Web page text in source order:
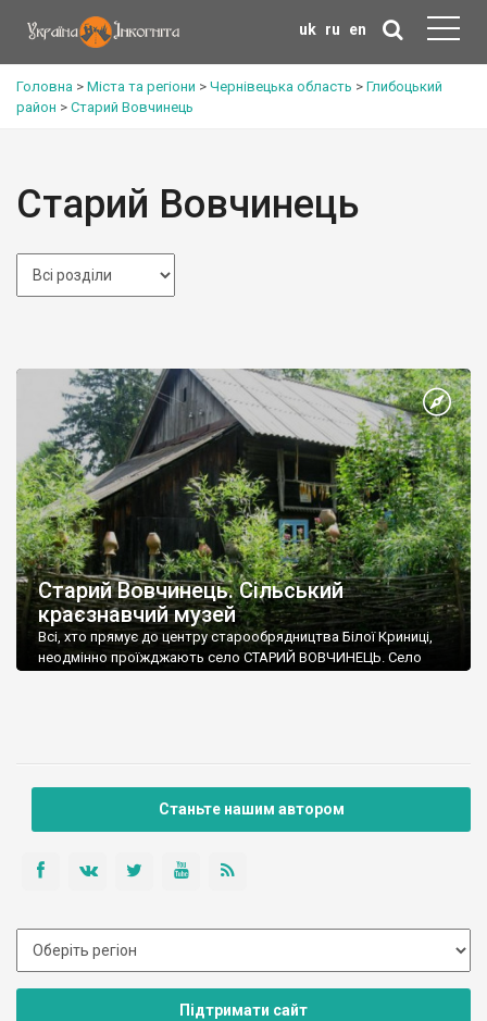
uk ru en
Головна > Міста та регіони > Чернівецька область > Глибоцький
район > Старий Вовчинець
Старий Вовчинець
Старий Вовчинець. Сільський
краєзнавчий музей
Всі, хто прямує до центру старообрядництва Білої Криниці,
неодмінно проїжджають село СТАРИЙ ВОВЧИНЕЦЬ. Село
Станьте нашим автором
Підтримати сайт